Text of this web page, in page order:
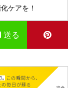
ケアを！
送る